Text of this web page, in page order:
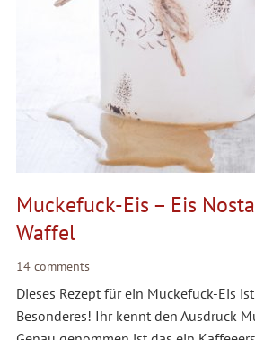
Muckefuck-Eis – Eis
Waffel
14 comments
Dieses Rezept für ein Muckefuck-Eis
Besonderes! Ihr kennt den Ausdruck